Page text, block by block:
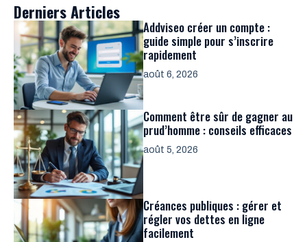
Derniers Articles
Addviseo créer un compte :
guide simple pour s’inscrire
rapidement
août 6, 2026
Comment être sûr de gagner au
prud’homme : conseils efficaces
août 5, 2026
Créances publiques : gérer et
régler vos dettes en ligne
facilement